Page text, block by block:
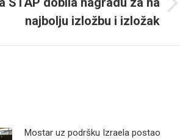
najbolju izložbu i izložak
Mostar uz podršku Izraela postao